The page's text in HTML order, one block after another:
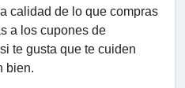
calidad de lo que compras
a los cupones de
te gusta que te cuiden
bien.